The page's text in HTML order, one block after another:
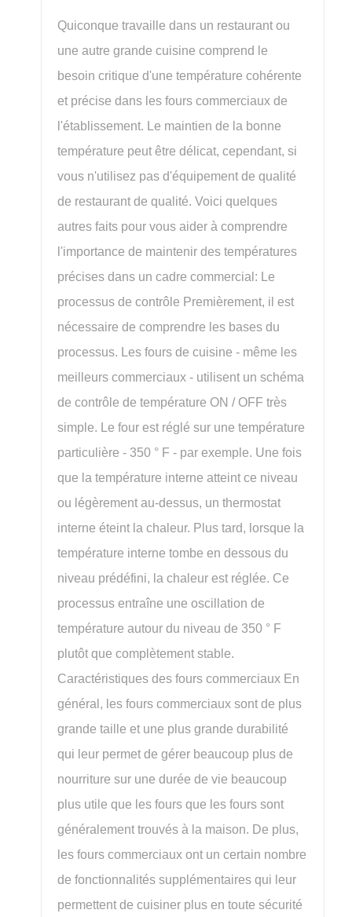
Quiconque travaille dans un restaurant ou
une autre grande cuisine comprend le
besoin critique d'une température cohérente
et précise dans les fours commerciaux de
l'établissement. Le maintien de la bonne
température peut être délicat, cependant, si
vous n'utilisez pas d'équipement de qualité
de restaurant de qualité. Voici quelques
autres faits pour vous aider à comprendre
l'importance de maintenir des températures
précises dans un cadre commercial: Le
processus de contrôle Premièrement, il est
nécessaire de comprendre les bases du
processus. Les fours de cuisine - même les
meilleurs commerciaux - utilisent un schéma
de contrôle de température ON / OFF très
simple. Le four est réglé sur une température
particulière - 350 ° F - par exemple. Une fois
que la température interne atteint ce niveau
ou légèrement au-dessus, un thermostat
interne éteint la chaleur. Plus tard, lorsque la
température interne tombe en dessous du
niveau prédéfini, la chaleur est réglée. Ce
processus entraîne une oscillation de
température autour du niveau de 350 ° F
plutôt que complètement stable.
Caractéristiques des fours commerciaux En
général, les fours commerciaux sont de plus
grande taille et une plus grande durabilité
qui leur permet de gérer beaucoup plus de
nourriture sur une durée de vie beaucoup
plus utile que les fours que les fours sont
généralement trouvés à la maison. De plus,
les fours commerciaux ont un certain nombre
de fonctionnalités supplémentaires qui leur
permettent de cuisiner plus en toute sécurité